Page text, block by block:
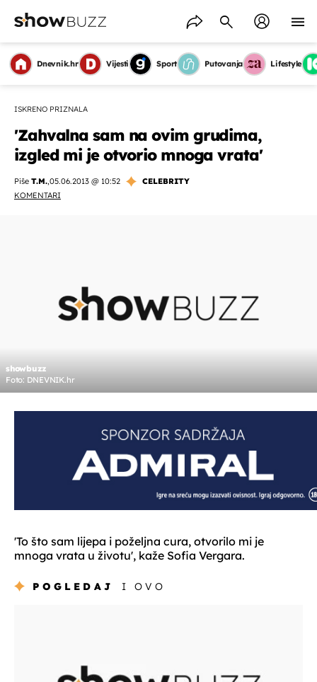
Dnevnik.hr Vijesti Sport Putovanja Lifestyle
ISKRENO PRIZNALA
'Zahvalna sam na ovim grudima,
izgled mi je otvorio mnoga vrata'
Piše T.M.,05.06.2013 @ 10:52
CELEBRITY
KOMENTARI
showbuzz
Foto: DNEVNIK.hr
'To što sam lijepa i poželjna cura, otvorilo mi je
mnoga vrata u životu', kaže Sofia Vergara.
POGLEDAJ I OVO